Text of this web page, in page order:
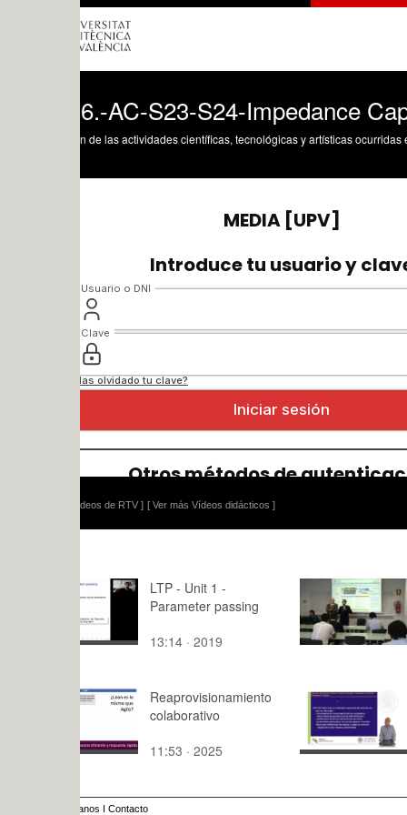
AC-S23-S24-Impedance Capacitor
de las actividades científicas, tecnológicas y artísticas ocurridas en los tres
[ Ver más Vídeos didácticos ]
LTP - Unit 1 -
Parameter passing
13:14 · 2019
Propio
17:30 ·
Reaprovisionamiento
colaborativo
11:53 · 2025
Edición
8:03 · 2011